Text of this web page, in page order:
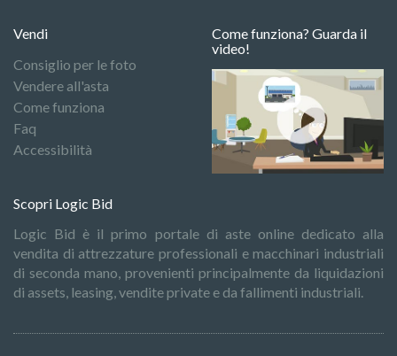
Vendi
Consiglio per le foto
Vendere all'asta
Come funziona
Faq
Accessibilità
Come funziona? Guarda il
video!
Scopri Logic Bid
Logic Bid è il primo portale di aste online dedicato alla
vendita di attrezzature professionali e macchinari industriali
di seconda mano, provenienti principalmente da liquidazioni
di assets, leasing, vendite private e da fallimenti industriali.